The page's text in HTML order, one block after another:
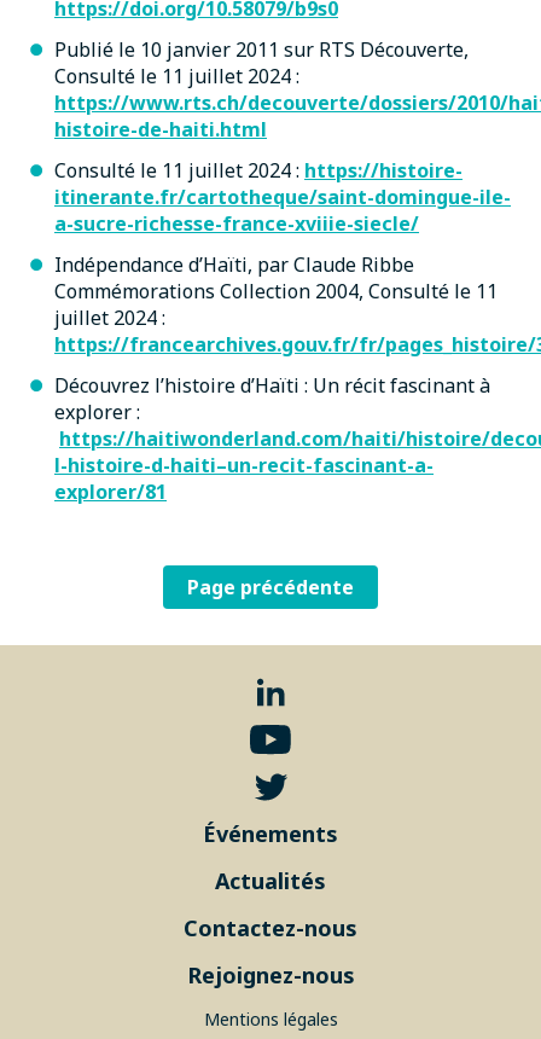
https://doi.org/10.58079/b9s0
Publié le 10 janvier 2011 sur RTS Découverte,
Consulté le 11 juillet 2024 :
https://www.rts.ch/decouverte/dossiers/2010/
histoire-de-haiti.html
Consulté le 11 juillet 2024 : https://histoire-
itinerante.fr/cartotheque/saint-domingue-ile-
a-sucre-richesse-france-xviiie-siecle/
Indépendance d’Haïti, par Claude Ribbe
Commémorations Collection 2004, Consulté le 11
juillet 2024 :
https://francearchives.gouv.fr/fr/pages_histoire/
Découvrez l’histoire d’Haïti : Un récit fascinant à
explorer :
https://haitiwonderland.com/haiti/histoire/
l-histoire-d-haiti–un-recit-fascinant-a-
explorer/81
Page précédente
Événements
Actualités
Contactez-nous
Rejoignez-nous
Mentions légales